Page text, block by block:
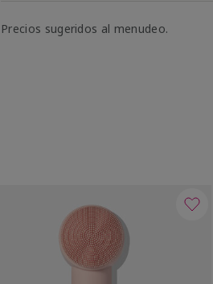
Precios sugeridos al menudeo.